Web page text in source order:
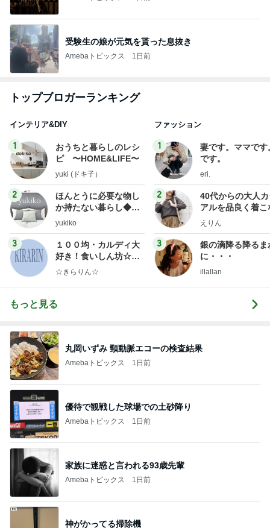
受験生の娘が元気を貰った息抜き
Amebaトピックス 1日前
トップブロガーランキング
インテリア&DIY
1
おうちと暮らしのレシ
ピ 〜HOME&LIFE〜
yuki (ドキ子）
2
ほんとうに必要な物し
か持たない暮らし◆Ke
ep Life Simple◆〜イ
yukiko
3
１００均・カルディ大
好き！食いしん坊☆き
らりん☆のブログ
☆きらりん☆
ファッション
1
妻です。ママです
です。
eri.
2
40代からの大人
アルを品良く着こ
ファッションブロ
えりん
3
銀の滴降る降るま
に・・・
illallan
もっと見る
丸岡いずみ 頸動脈エコーの検査結果
Amebaトピックス 1日前
優待で観戦した球場での土砂降り
Amebaトピックス 1日前
家族に迷惑と言われる93歳先輩
Amebaトピックス 1日前
神がかってる掃除機